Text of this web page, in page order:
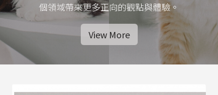
個領域帶來更多正向的觀點與體驗。
View More